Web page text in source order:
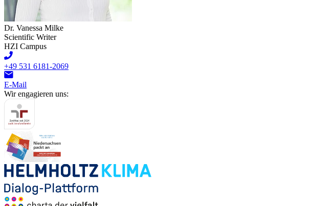
Dr. Vanessa Milke
Scientific Writer
HZI Campus
+49 531 6181-2069
E-Mail
Wir engagieren uns: